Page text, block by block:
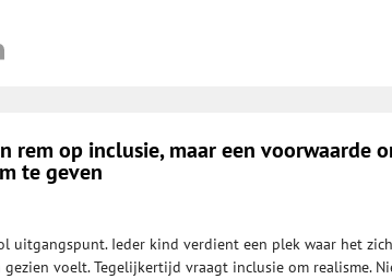
rem op inclusie, maar een voorwaarde
te geven
uitgangspunt. Ieder kind verdient een plek waar het
voelt. Tegelijkertijd vraagt inclusie om realisme.